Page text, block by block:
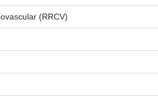
(RRCV)